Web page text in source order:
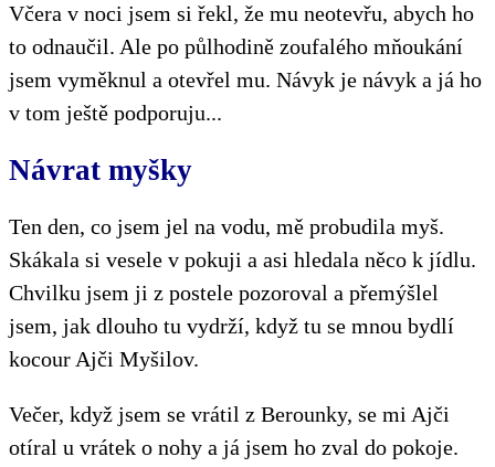
Včera v noci jsem si řekl, že mu neotevřu, abych ho
to odnaučil. Ale po půlhodině zoufalého mňoukání
jsem vyměknul a otevřel mu. Návyk je návyk a já ho
v tom ještě podporuju...
Návrat myšky
Ten den, co jsem jel na vodu, mě probudila myš.
Skákala si vesele v pokuji a asi hledala něco k jídlu.
Chvilku jsem ji z postele pozoroval a přemýšlel
jsem, jak dlouho tu vydrží, když tu se mnou bydlí
kocour Ajči Myšilov.
Večer, když jsem se vrátil z Berounky, se mi Ajči
otíral u vrátek o nohy a já jsem ho zval do pokoje.